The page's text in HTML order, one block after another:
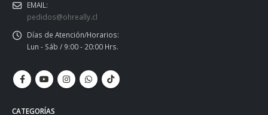
EMAIL:
pedidos@ohreally.cl
Días de Atención/Horarios:
Lun - Sáb / 9:00 - 20:00 Hrs.
CATEGORÍAS